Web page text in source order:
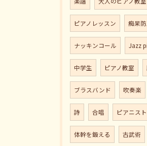
ピアノレッスン 痴呆
ナッキンコール Jazz
中学生 ピアノ教室
ブラスバンド 吹奏楽
詩 合唱 ピアニスト
体幹を鍛える 古武術